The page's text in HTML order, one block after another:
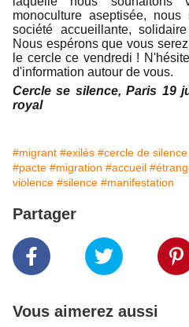
monoculture aseptisée,
société accueillante,
Nous espérons que vous
le cercle ce vendredi !
d'information autour de vous.
Cercle se silence, Paris 19
royal
#migrant #exilés #cercle de silence
#pacte #migration #accueil
violence #silence #manifestation
Partager
Vous aimerez aussi